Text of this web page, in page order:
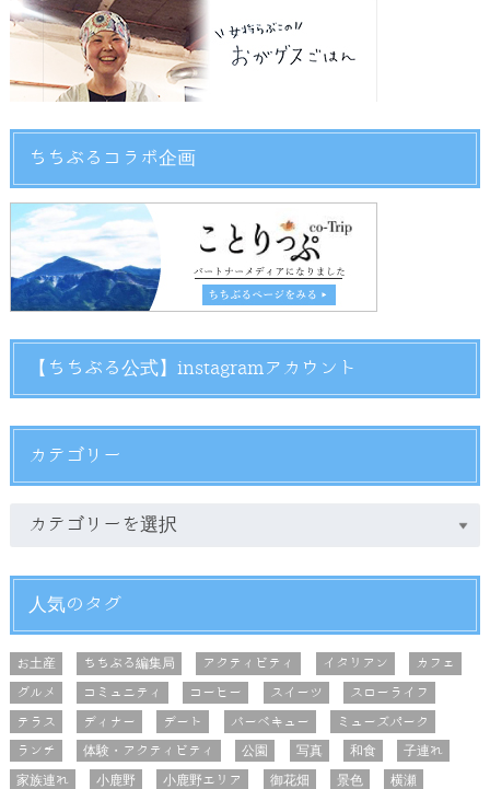
ちちぶるコラボ企画
【ちちぶる公式】instagramアカウント
カテゴリー
人気のタグ
お土産 ちちぶる編集局 アクティビティ イタリアン
カフェ
グルメ
コミュニティ コーヒー スイーツ
スローライフ
テラス
ディナー デート バーベキュー
ミューズパーク
ランチ
体験・アクティビティ 公園 写真 和食
子連れ
家族連れ
小鹿野 小鹿野エリア 御花畑 景色
横瀬